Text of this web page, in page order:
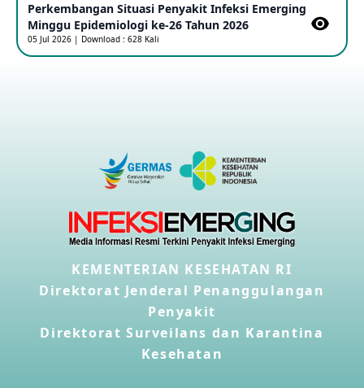
Kasus Konfirmasi A(H5NN6) di Cina
Penyakit virus Hanta di Kapal Pesiar Keberangkatan
Argentina
Penyakit Meningokokus di Vietnam
28 Apr 2026
Kasus Konfirmasi Avian Influenza A(H5N1) Keempat di
Kamboja
Perkembangan Situasi Penyakit Infeksi Emerging
Minggu Epidemiologi ke-26 Tahun 2026
05 Jul 2026 | Download : 628 Kali
KEMENTERIAN KESEHATAN RI
Direktorat Jenderal Penanggulangan
Penyakit
Direktorat Surveilans dan Karantina
Kesehatan